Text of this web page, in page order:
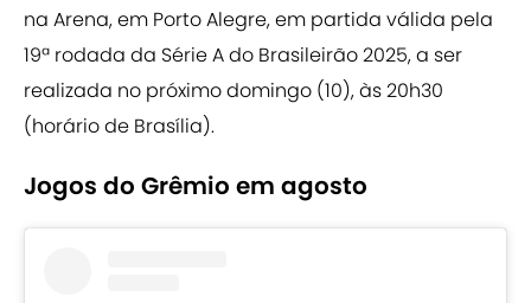
na Arena, em Porto Alegre, em partida válida pela
19ª rodada da Série A do Brasileirão 2025, a ser
realizada no próximo domingo (10), às 20h30
(horário de Brasília).
Jogos do Grêmio em agosto